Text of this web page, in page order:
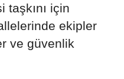
taşkını için
ekipler
ve güvenlik